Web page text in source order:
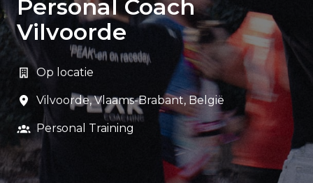
Personal Coach
Vilvoorde
Op locatie
Vilvoorde, Vlaams-Brabant, België
Personal Training